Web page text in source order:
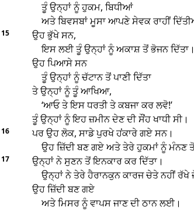
ਤੂੰ ਉਨ੍ਹਾਂ ਨੂੰ ਹੁਕਮ, ਬਿਧੀਆਂ
ਅਤੇ ਬਿਵਸਬਾਂ ਮੂਸਾ ਆਪਣੇ ਸੇਵਕ ਰਾਹੀਂ
15
ਉਹ ਭੁੱਖੇ ਸਨ,
ਇਸ ਲਈ ਤੂੰ ਉਨ੍ਹਾਂ ਨੂੰ ਅਕਾਸ਼ ਤੋਂ ਭੋਜਨ ਦਿੱਤਾ।
ਉਹ ਪਿਆਸੇ ਸਨ
ਤੂੰ ਉਨ੍ਹਾਂ ਨੂੰ ਚੱਟਾਨ ਤੋਂ ਪਾਣੀ ਦਿੱਤਾ
ਤੇ ਉਨ੍ਹਾਂ ਨੂੰ ਤੂੰ ਆਖਿਆ,
‘ਆਓ ਤੇ ਇਸ ਧਰਤੀ ਤੇ ਕਬਜਾ ਕਰ ਲਵੋ!’
ਤੂੰ ਉਨ੍ਹਾਂ ਨੂੰ ਇਹ ਜ਼ਮੀਨ ਦੇਣ ਦੀ ਸੌਂਹ ਖਾਧੀ ਸੀ।
16
ਪਰ ਉਹ ਲੋਕ, ਸਾਡੇ ਪੁਰਖੇ ਹਂਕਾਰੇ ਗਏ ਸਨ।
ਉਹ ਜ਼ਿੱਦੀ ਬਣ ਗਏ ਅਤੇ ਤੇਰੇ ਹੁਕਮਾਂ ਨੂੰ ਮੰਨਣ
17
ਉਨ੍ਹਾਂ ਨੇ ਸੁਣਨ ਤੋਂ ਇਨਕਾਰ ਕਰ ਦਿੱਤਾ।
ਉਨ੍ਹਾਂ ਨੇ ਤੇਰੇ ਹੈਰਾਨਕੁਨ ਕਾਰਜ ਚੇਤੇ ਨਹੀਂ
ਉਹ ਜ਼ਿੱਦੀ ਬਣ ਗਏ
ਅਤੇ ਮਿਸਰ ਨੂੰ ਵਾਪਸ ਜਾਣ ਦੀ ਠਾਨ ਲਈ।